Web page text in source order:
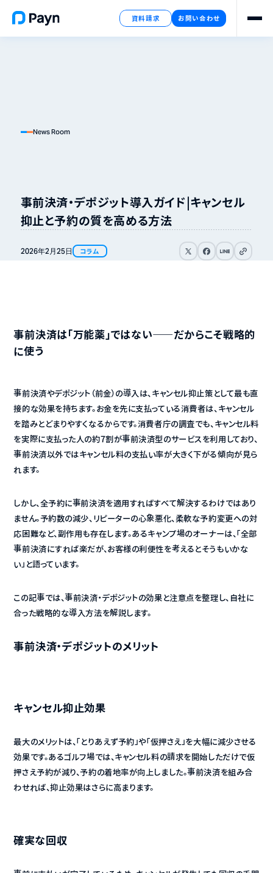
資料請求 お問い合わせ
News Room
事前決済・デポジット導入ガイド｜キャンセル
抑止と予約の質を高める方法
2026年2月25日 コラム リンクをコピ
事前決済は「万能薬」ではない——だからこそ戦略的
に使う
事前決済やデポジット（前金）の導入は、キャンセル抑止策として最も直
接的な効果を持ちます。お金を先に支払っている消費者は、キャンセル
を踏みとどまりやすくなるからです。消費者庁の調査でも、キャンセル料
を実際に支払った人の約7割が事前決済型のサービスを利用しており、
事前決済以外ではキャンセル料の支払い率が大きく下がる傾向が見ら
れます。
しかし、全予約に事前決済を適用すればすべて解決するわけではあり
ません。予約数の減少、リピーターの心象悪化、柔軟な予約変更への対
応困難など、副作用も存在します。あるキャンプ場のオーナーは、「全部
事前決済にすれば楽だが、お客様の利便性を考えるとそうもいかな
い」と語っています。
この記事では、事前決済・デポジットの効果と注意点を整理し、自社に
合った戦略的な導入方法を解説します。
事前決済・デポジットのメリット
キャンセル抑止効果
最大のメリットは、「とりあえず予約」や「仮押さえ」を大幅に減少させる
効果です。あるゴルフ場では、キャンセル料の請求を開始しただけで仮
押さえ予約が減り、予約の着地率が向上しました。事前決済を組み合
わせれば、抑止効果はさらに高まります。
確実な回収